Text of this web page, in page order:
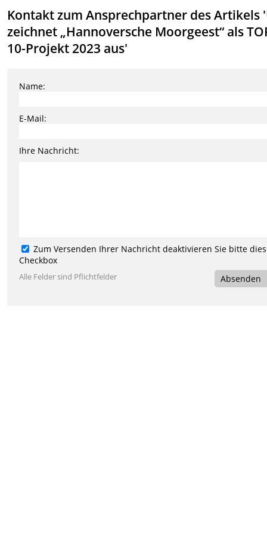
Kontakt zum Ansprechpartner des Artikels
zeichnet „Hannoversche Moorgeest“ als
10-Projekt 2023 aus'
Name:
E-Mail:
Ihre Nachricht:
Zum Versenden Ihrer Nachricht deaktivieren Sie bitte
Checkbox
Alle Felder sind Pflichtfelder Absenden